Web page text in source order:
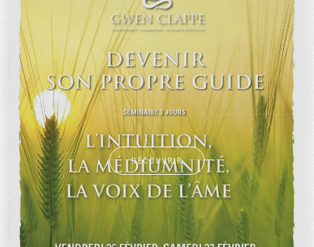
DÉCOUVRIR